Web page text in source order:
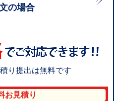
の場合
り提出は無料です
お見積り